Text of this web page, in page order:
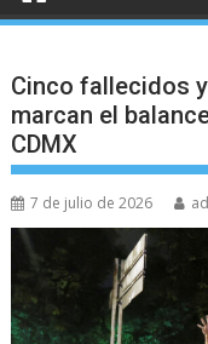
Cinco fallecidos
marcan el
CDMX
7 de julio de 2026